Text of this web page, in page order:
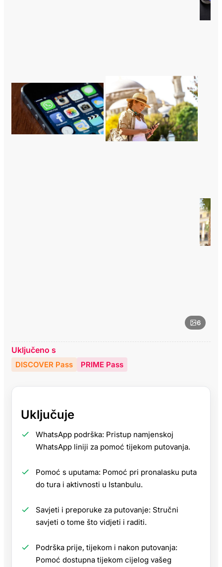
6
Uključeno s
DISCOVER Pass PRIME Pass
Uključuje
WhatsApp podrška: Pristup namjenskoj
WhatsApp liniji za pomoć tijekom putovanja.
Pomoć s uputama: Pomoć pri pronalasku puta
do tura i aktivnosti u Istanbulu.
Savjeti i preporuke za putovanje: Stručni
savjeti o tome što vidjeti i raditi.
Podrška prije, tijekom i nakon putovanja:
Pomoć dostupna tijekom cijelog vašeg